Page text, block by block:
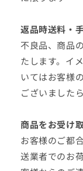
返品時送料・
不良品、商品
たします。イ
いてはお客様
ございました
商品をお受け
お客様のご都
送業者でのお